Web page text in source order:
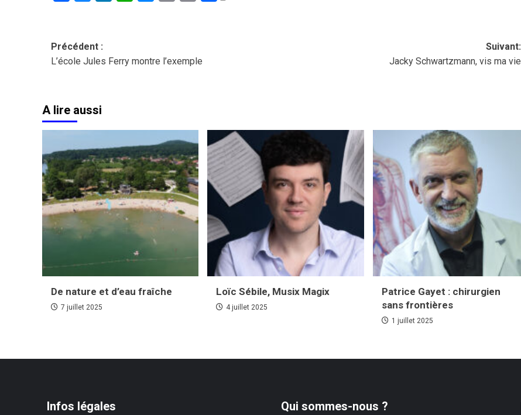
Navigation
d’article
Précédent :
L’école Jules Ferry montre l’exemple
Suivant:
Jacky Schwartzmann, vis ma vie
A lire aussi
De nature et d’eau fraîche
7 juillet 2025
Loïc Sébile, Musix Magix
4 juillet 2025
Patrice Gayet : chirurgien
sans frontières
1 juillet 2025
Infos légales Qui sommes-nous ?